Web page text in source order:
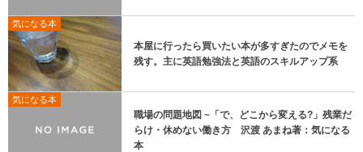
気になる本
本屋に行ったら買いたい本が多すぎたのでメモを
残す。主に英語勉強法と英語のスキルアップ系
気になる本
職場の問題地図 ~「で、どこから変える?」残業だ
らけ・休めない働き方 沢渡 あまね著：気になる
本